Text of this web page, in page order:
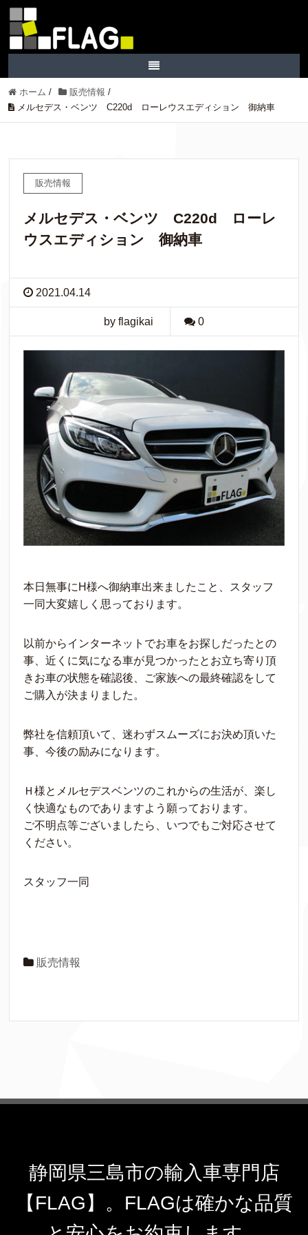
ホーム / 販売情報 /
メルセデス・ベンツ C220d ローレウスエディション 御納車
販売情報
メルセデス・ベンツ C220d ローレ
ウスエディション 御納車
2021.04.14
by flagikai 0
本日無事にH様へ御納車出来ましたこと、スタッフ
一同大変嬉しく思っております。
以前からインターネットでお車をお探しだったとの
事、近くに気になる車が見つかったとお立ち寄り頂
きお車の状態を確認後、ご家族への最終確認をして
ご購入が決まりました。
弊社を信頼頂いて、迷わずスムーズにお決め頂いた
事、今後の励みになります。
Ｈ様とメルセデスベンツのこれからの生活が、楽し
く快適なものでありますよう願っております。
ご不明点等ございましたら、いつでもご対応させて
ください。
スタッフ一同
販売情報
静岡県三島市の輸入車専門店
【FLAG】。FLAGは確かな品質